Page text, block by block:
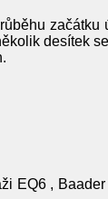
začátku
desítek
EQ6 ,